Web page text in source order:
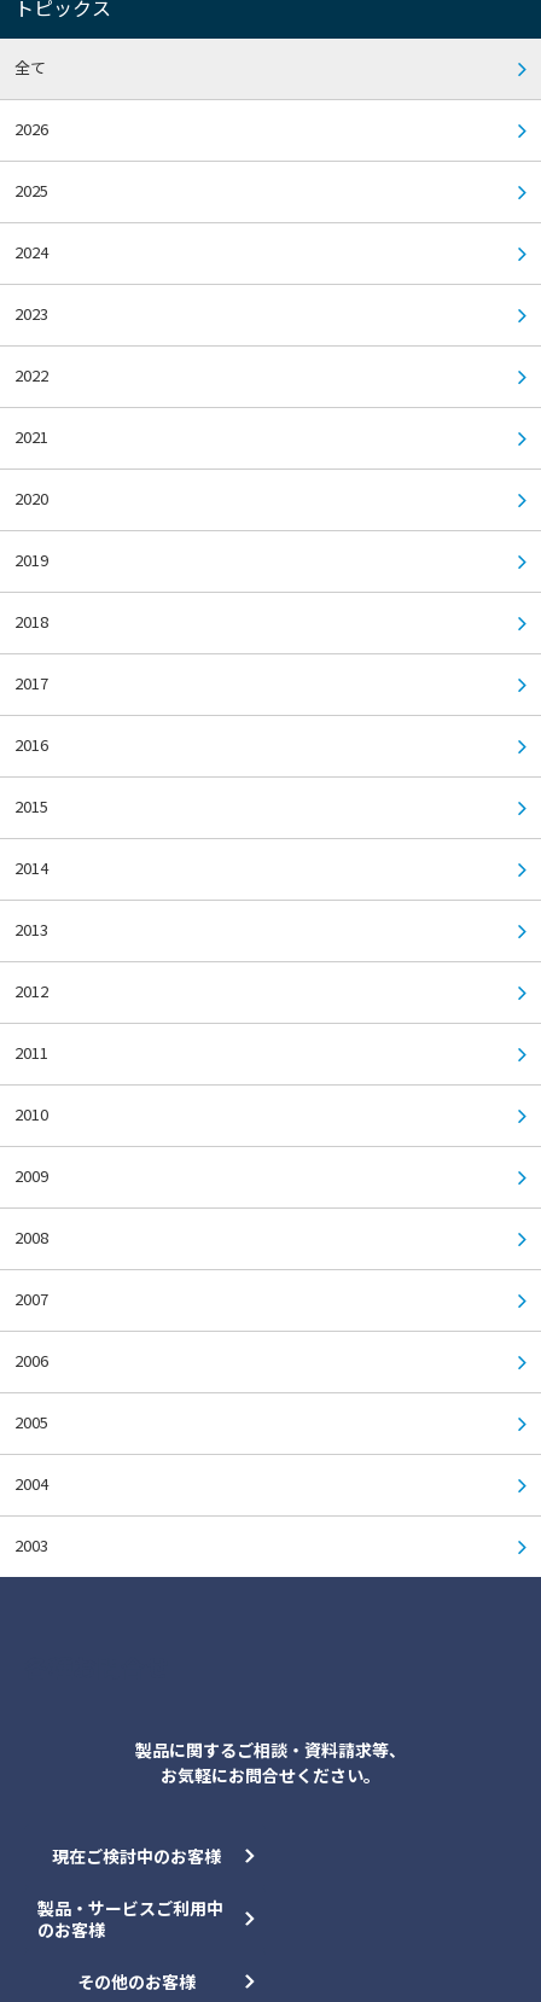
トピックス
全て
2026
2025
2024
2023
2022
2021
2020
2019
2018
2017
2016
2015
2014
2013
2012
2011
2010
2009
2008
2007
2006
2005
2004
2003
製品に関するご相談・資料請求等、
お気軽にお問合せください。
現在ご検討中のお客様
製品・サービスご利用中
のお客様
その他のお客様